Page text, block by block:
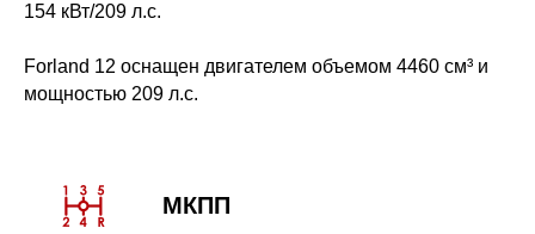
154 кВт/209 л.с.
Forland 12 оснащен двигателем объемом 4460 см³ и
мощностью 209 л.с.
МКПП